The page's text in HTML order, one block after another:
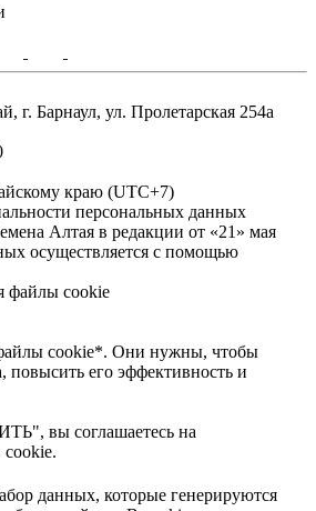
г. Барнаул, ул. Пролетарская 254а
краю (UTC+7)
персональных данных
Алтая в редакции от «21» мая
осуществляется с помощью
файлы сookie
cookie*. Они нужны, чтобы
повысить его эффективность и
вы соглашаетесь на
cookie.
данных, которые генерируются